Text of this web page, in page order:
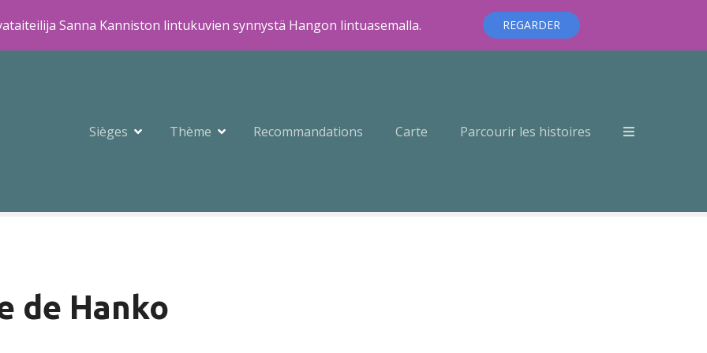
Sanna Kanniston lintukuvien synnystä Hangon lintuasemalla. REGARDER
Sièges Thème Recommandations Carte Parcourir les histoires
de Hanko